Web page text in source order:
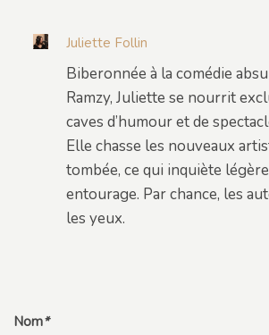
Juliette Follin
Biberonnée à la comédie
Ramzy, Juliette se nourrit
caves d’humour et de
Elle chasse les nouveaux
tombée, ce qui inquiète
entourage. Par chance, les
les yeux.
Nom*